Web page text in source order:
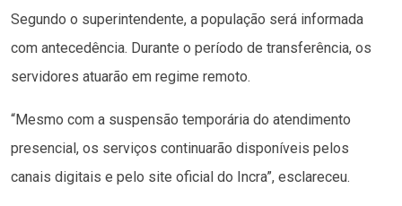
Segundo o superintendente, a população será informada
com antecedência. Durante o período de transferência, os
servidores atuarão em regime remoto.
“Mesmo com a suspensão temporária do atendimento
presencial, os serviços continuarão disponíveis pelos
canais digitais e pelo site oficial do Incra”, esclareceu.